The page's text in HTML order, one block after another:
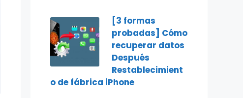
[3 formas
probadas] Cómo
recuperar datos
Después
Restablecimient
o de fábrica iPhone